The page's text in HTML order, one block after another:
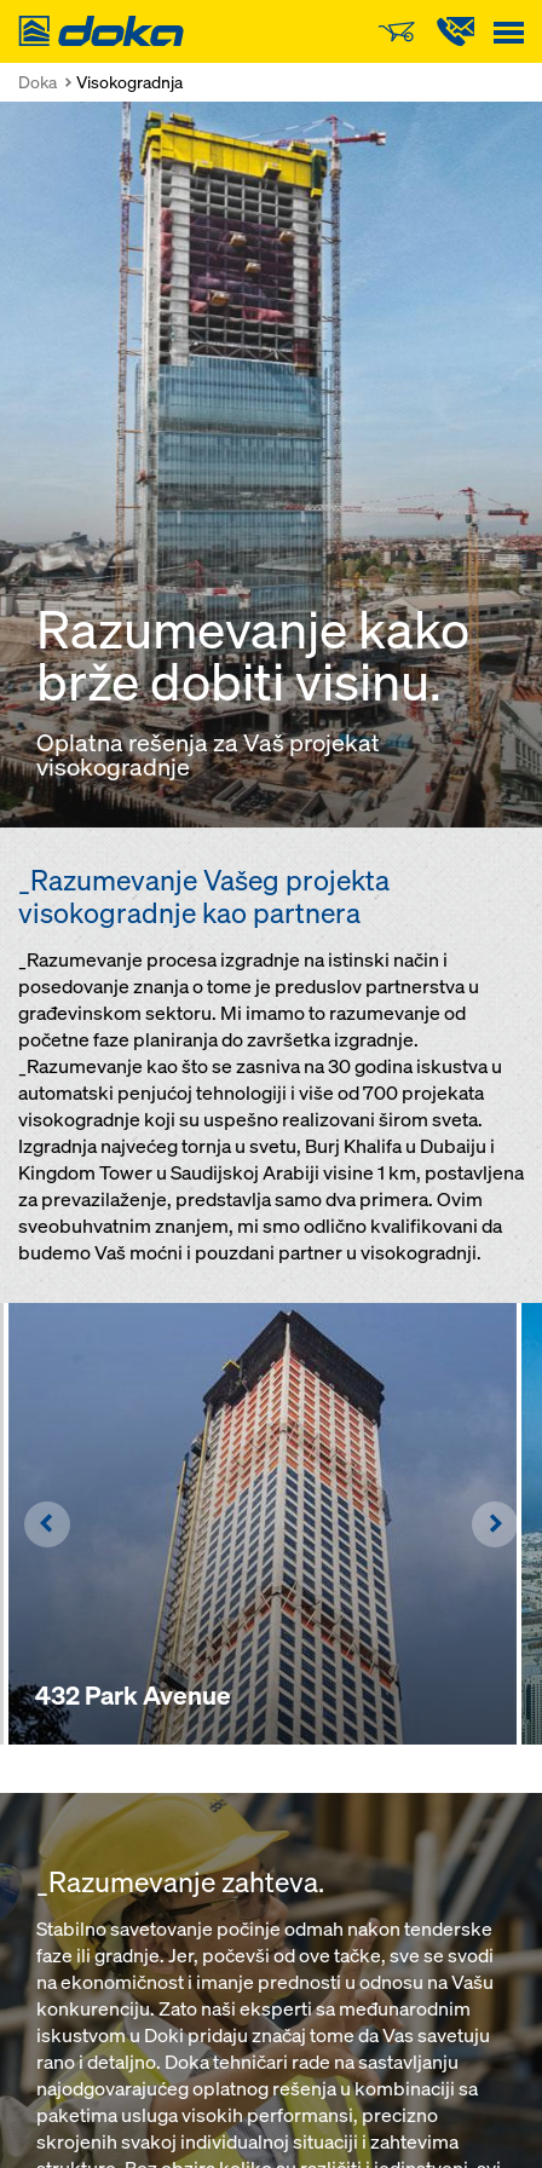
Doka
Doka Visokogradnja
Razumevanje kako
brže dobiti visinu.
Oplatna rešenja za Vaš projekat
visokogradnje
_Razumevanje Vašeg projekta
visokogradnje kao partnera
_Razumevanje procesa izgradnje na istinski način i
posedovanje znanja o tome je preduslov partnerstva u
građevinskom sektoru. Mi imamo to razumevanje od
početne faze planiranja do završetka izgradnje.
_Razumevanje kao što se zasniva na 30 godina iskustva u
automatski penjućoj tehnologiji i više od 700 projekata
visokogradnje koji su uspešno realizovani širom sveta.
Izgradnja najvećeg tornja u svetu, Burj Khalifa u Dubaiju i
Kingdom Tower u Saudijskoj Arabiji visine 1 km, postavljena
za prevazilaženje, predstavlja samo dva primera. Ovim
sveobuhvatnim znanjem, mi smo odlično kvalifikovani da
budemo Vaš moćni i pouzdani partner u visokogradnji.
432 Park Avenue
Left
_Razumevanje zahteva.
Stabilno savetovanje počinje odmah nakon tenderske
faze ili gradnje. Jer, počevši od ove tačke, sve se svodi
na ekonomičnost i imanje prednosti u odnosu na Vašu
konkurenciju. Zato naši eksperti sa međunarodnim
iskustvom u Doki pridaju značaj tome da Vas savetuju
rano i detaljno. Doka tehničari rade na sastavljanju
najodgovarajućeg oplatnog rešenja u kombinaciji sa
paketima usluga visokih performansi, precizno
skrojenih svakoj individualnoj situaciji i zahtevima